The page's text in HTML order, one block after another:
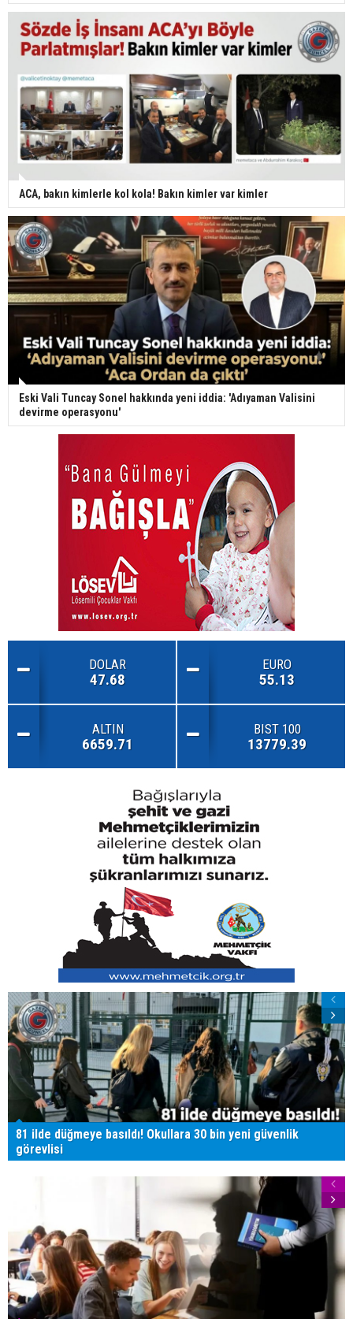
ACA, bakın kimlerle kol kola! Bakın kimler var kimler
Eski Vali Tuncay Sonel hakkında yeni iddia: 'Adıyaman Valisini
devirme operasyonu'
DOLAR
47.68
EURO
55.13
ALTIN
6659.71
BIST 100
13779.39
81 ilde düğmeye basıldı! Okullara 30 bin yeni güvenlik
görevlisi